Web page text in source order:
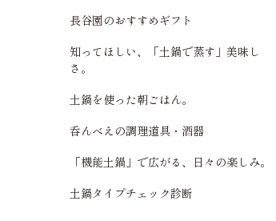
長谷園のおすすめギフト
知ってほしい、「土鍋で蒸す」美味し
さ。
土鍋を使った朝ごはん。
呑んべえの調理道具・酒器
「機能土鍋」で広がる、日々の楽しみ。
土鍋タイプチェック診断